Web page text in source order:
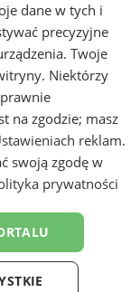
już otwarte
dane w tych i
precyzyjne
Twoje
Niektórzy
na zgodzie; masz
reklam.
swoją zgodę w
prywatności